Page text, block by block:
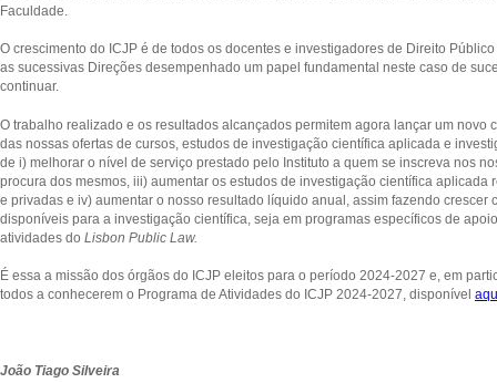
Faculdade.
O crescimento do ICJP é de todos os docentes e investigadores de Direito
as sucessivas Direções desempenhado um papel fundamental neste caso de
continuar.
O trabalho realizado e os resultados alcançados permitem agora lançar um novo
das nossas ofertas de cursos, estudos de investigação científica aplicada e
de i) melhorar o nível de serviço prestado pelo Instituto a quem se inscreva nos
procura dos mesmos, iii) aumentar os estudos de investigação científica aplicada
e privadas e iv) aumentar o nosso resultado líquido anual, assim fazendo crescer
disponíveis para a investigação científica, seja em programas específicos de
atividades do Lisbon Public Law.
É essa a missão dos órgãos do ICJP eleitos para o período 2024-2027 e, em
todos a conhecerem o Programa de Atividades do ICJP 2024-2027, disponível
João Tiago Silveira